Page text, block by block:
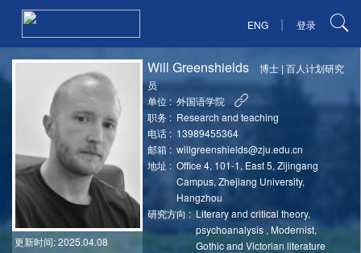
ENG | 登录
更新时间: 2025.04.08
Will Greenshields 博士 |百人计划研究
员
单位 : 外国语学院
职务 : Research and teaching
电话 : 13989455364
邮箱 : willgreenshields@zju.edu.cn
地址 : Office 4, 101-1, East 5, Zijingang
Campus, Zhejiang University,
Hangzhou
研究方向 : Literary and critical theory,
psychoanalysis , Modernist,
Gothic and Victorian literature